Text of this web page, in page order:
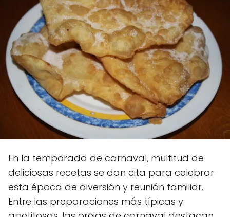
En la temporada de carnaval, multitud de
deliciosas recetas se dan cita para celebrar
esta época de diversión y reunión familiar.
Entre las preparaciones más típicas y